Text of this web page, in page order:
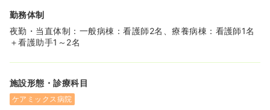
勤務体制
夜勤・当直体制：一般病棟：看護師2名、療養病棟：看護師1名
＋看護助手1～2名
施設形態・診療科目
ケアミックス病院